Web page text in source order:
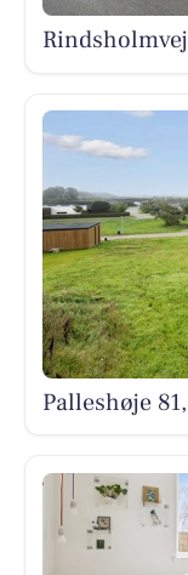
Palleshøje